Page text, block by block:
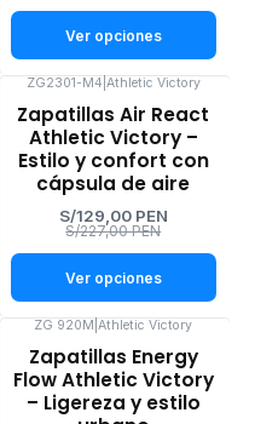
Ver opciones
-43%
OFF
ZG2301-M4 Athletic Victory
Zapatillas Air React
Athletic Victory –
Estilo y confort con
cápsula de aire
S/129,00 PEN
S/227,00 PEN
Ver opciones
-16%
OFF
ZG 920M |Athletic Victory
Zapatillas Energy
Flow Athletic Victory
– Ligereza y estilo